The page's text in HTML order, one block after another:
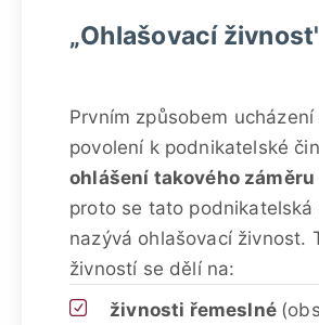
„Ohlašovací
Prvním způsobem ucházení
povolení k podnikatelské
ohlášení takového záměru
proto se tato podnikatelská
nazývá ohlašovací živnost.
živností se dělí na:
živnosti řemeslné